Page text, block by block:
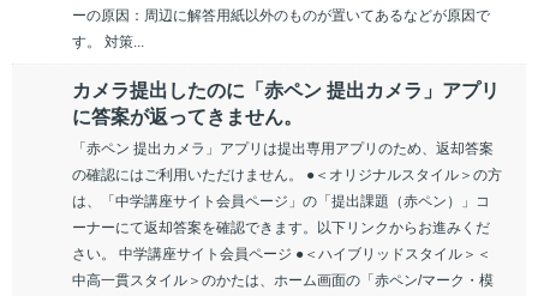
ーの原因：周辺に解答用紙以外のものが置いてあるなどが原因で
す。 対策...
カメラ提出したのに「赤ペン 提出カメラ」アプリ
に答案が返ってきません。
「赤ペン 提出カメラ」アプリは提出専用アプリのため、返却答案
の確認にはご利用いただけません。 ●＜オリジナルスタイル＞の方
は、「中学講座サイト会員ページ」の「提出課題（赤ペン）」コ
ーナーにて返却答案を確認できます。以下リンクからお進みくだ
さい。 中学講座サイト会員ページ ●＜ハイブリッドスタイル＞＜
中高一貫スタイル＞のかたは、ホーム画面の「赤ペン/マーク・模